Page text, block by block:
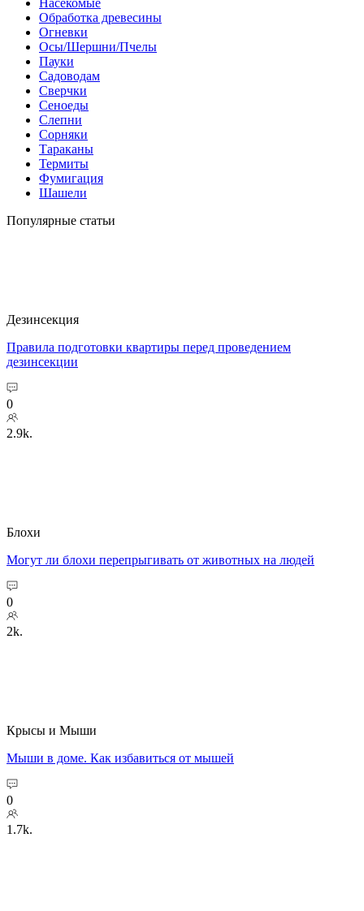
Обработка древесины
Огневки
Осы/Шершни/Пчелы
Пауки
Садоводам
Сверчки
Сеноеды
Слепни
Сорняки
Тараканы
Термиты
Фумигация
Шашели
Популярные статьи
Дезинсекция
Правила подготовки квартиры перед проведением
дезинсекции
0
2.9k.
Блохи
Могут ли блохи перепрыгивать от животных на людей
0
2k.
Крысы и Мыши
Мыши в доме. Как избавиться от мышей
0
1.7k.